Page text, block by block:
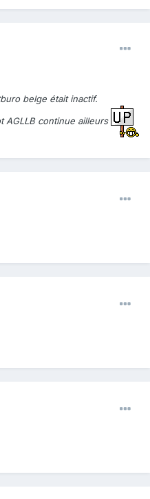
belge était inactif.
AGLLB continue ailleurs